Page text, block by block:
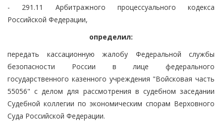
- 291.11 Арбитражного процессуального кодекса
Российской Федерации,
определил:
передать кассационную жалобу Федеральной службы
безопасности России в лице федерального
государственного казенного учреждения "Войсковая часть
55056" с делом для рассмотрения в судебном заседании
Судебной коллегии по экономическим спорам Верховного
Суда Российской Федерации.